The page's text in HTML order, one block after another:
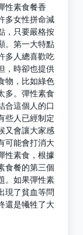
性素食餐香
多女性拼命減
，只要嚴格按
。第一大特點
多人總喜歡吃
，時卻也提供
物，比如綠色
多。彈性素食
合這個人的口
些人已經制定
又會讓大家感
可能會打消大
性素食，根據
食餐的第三個
。如果彈性素
現了貧血等問
還是犧牲了大